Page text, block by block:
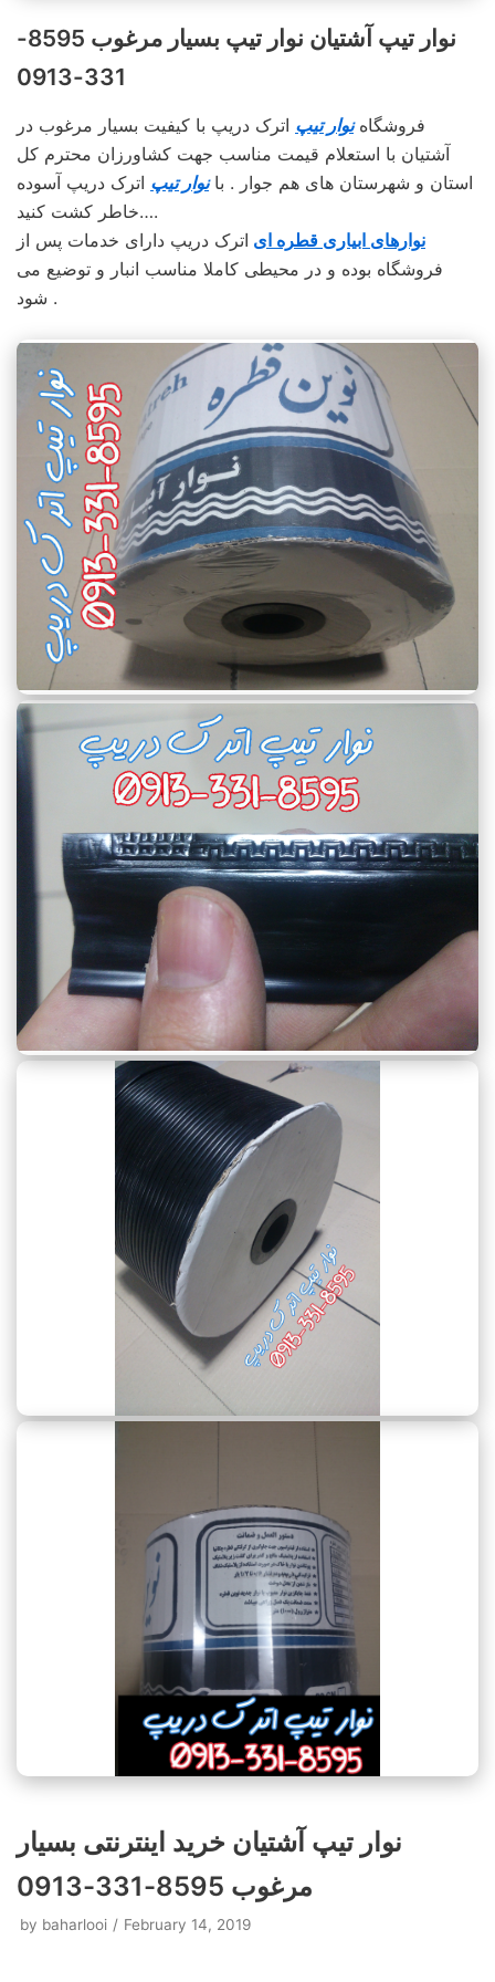
نوار تیپ آشتیان نوار تیپ بسیار مرغوب 8595-
331-0913
فروشگاهنوار تیپ اترک دریپ با کیفیت بسیار مرغوب در
آشتیان با استعلام قیمت مناسب جهت کشاورزان محترم کل
استان و شهرستان های هم جوار . بانوار تیپ اترک دریپ آسوده
خاطر کشت کنید….
نوارهای ابیاری قطره ای اترک دریپ دارای خدمات پس از
فروشگاه بوده و در محیطی کاملا مناسب انبار و توضیع می
شود .
نوار تیپ آشتیان خرید اینترنتی بسیار
مرغوب 8595-331-0913
by baharlooi February 14, 2019